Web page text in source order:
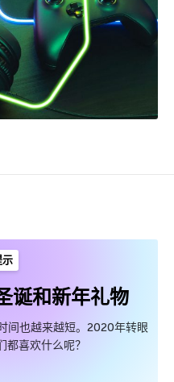
示
诞和新年礼物
间也越来越短。2020年转眼
喜欢什么呢？